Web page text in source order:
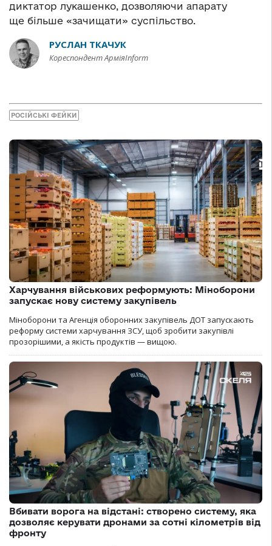
диктатор лукашенко, дозволяючи апарату
ще більше «зачищати» суспільство.
РУСЛАН ТКАЧУК
Кореспондент АрміяInform
РОСІЙСЬКІ ФЕЙКИ
Харчування військових реформують: Міноборони
запускає нову систему закупівель
Міноборони та Агенція оборонних закупівель ДОТ запускають
реформу системи харчування ЗСУ, щоб зробити закупівлі
прозорішими, а якість продуктів — вищою.
Вбивати ворога на відстані: створено систему, яка
дозволяє керувати дронами за сотні кілометрів від
фронту